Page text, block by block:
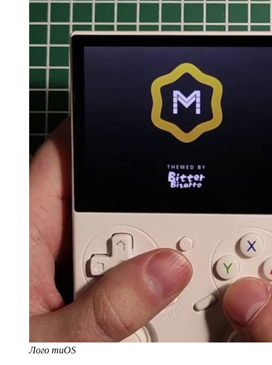
Лого muOS